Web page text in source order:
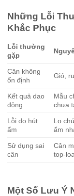
Những Lỗi
Khắc Phục
Lỗi thường
gặp
Cân không
ổn định
Gió,
Kết quả dao
động
Mẫu
chưa
Lỗi do hút
ẩm
Lọ
ẩm
Sử dụng sai
cân
Cân
top-
Một Số Lưu Ý